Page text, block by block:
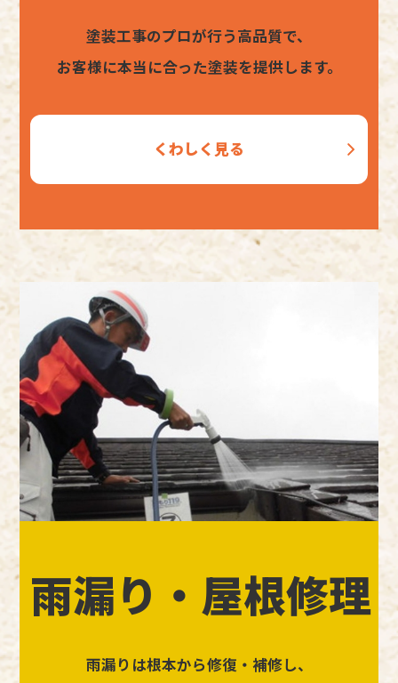
塗装工事のプロが行う高品質で、
お客様に本当に合った塗装を提供します。
くわしく見る
雨漏り・屋根修理
雨漏りは根本から修復・補修し、